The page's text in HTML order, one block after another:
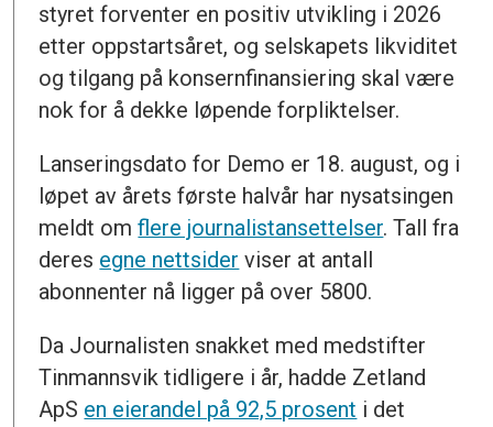
styret forventer en positiv utvikling i 2026
etter oppstartsåret, og selskapets likviditet
og tilgang på konsernfinansiering skal være
nok for å dekke løpende forpliktelser.
Lanseringsdato for Demo er 18. august, og i
løpet av årets første halvår har nysatsingen
meldt omflere journalistansettelser. Tall fra
deres egne nettsider viser at antall
abonnenter nå ligger på over 5800.
Da Journalisten snakket med medstifter
Tinmannsvik tidligere i år, hadde Zetland
ApS en eierandel på 92,5 prosent i det